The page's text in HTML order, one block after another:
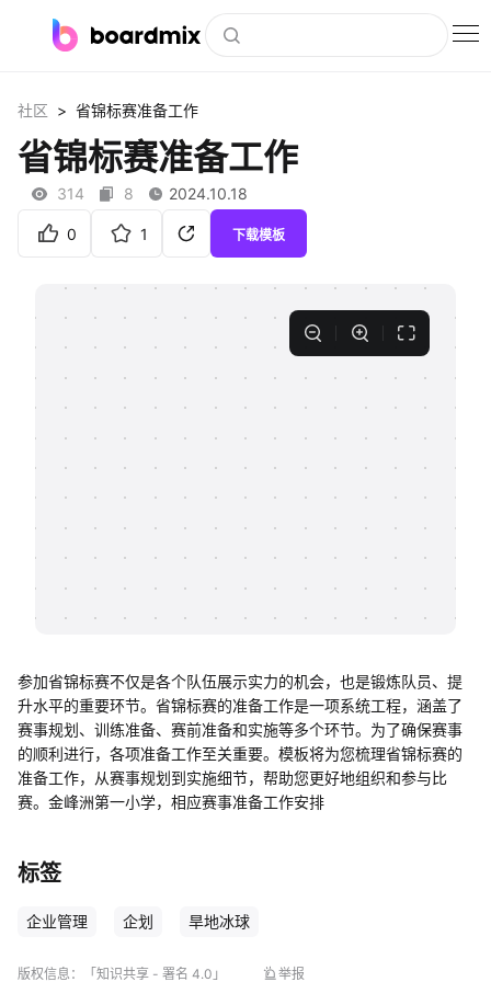
社区资源
下载
客户案例
支持
帮助中心
社区 > 省锦标赛准备工作
省锦标赛准备工作
314 8 2024.10.18
0 1 下载模板
参加省锦标赛不仅是各个队伍展示实力的机会，也是锻炼队员、提
升水平的重要环节。省锦标赛的准备工作是一项系统工程，涵盖了
赛事规划、训练准备、赛前准备和实施等多个环节。为了确保赛事
的顺利进行，各项准备工作至关重要。模板将为您梳理省锦标赛的
准备工作，从赛事规划到实施细节，帮助您更好地组织和参与比
赛。金峰洲第一小学，相应赛事准备工作安排
标签
企业管理 企划 旱地冰球
版权信息： 「知识共享 - 署名 4.0」 举报